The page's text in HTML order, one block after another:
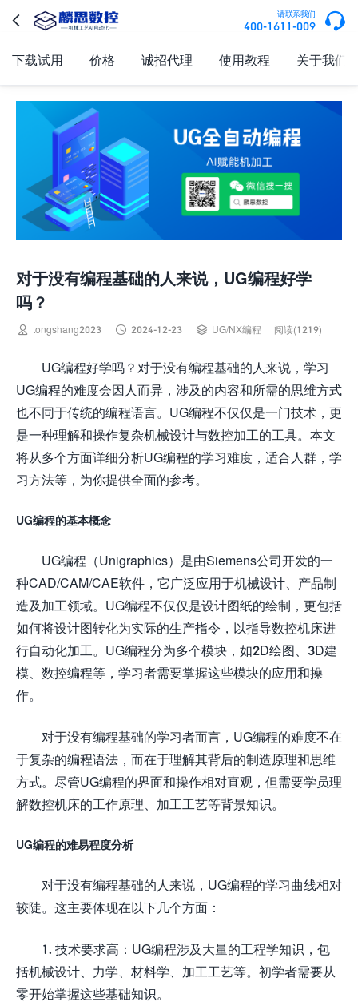
 请联系我们
400-1611-009 
下载试用 价格 诚招代理 使用教程 关于我们
对于没有编程基础的人来说，UG编程好学
吗？
 tongshang2023  2024-12-23  UG/NX编程 阅读(1219)
UG编程好学吗？对于没有编程基础的人来说，学习
UG编程的难度会因人而异，涉及的内容和所需的思维方式
也不同于传统的编程语言。UG编程不仅仅是一门技术，更
是一种理解和操作复杂机械设计与数控加工的工具。本文
将从多个方面详细分析UG编程的学习难度，适合人群，学
习方法等，为你提供全面的参考。
UG编程的基本概念
UG编程（Unigraphics）是由Siemens公司开发的一
种CAD/CAM/CAE软件，它广泛应用于机械设计、产品制
造及加工领域。UG编程不仅仅是设计图纸的绘制，更包括
如何将设计图转化为实际的生产指令，以指导数控机床进
行自动化加工。UG编程分为多个模块，如2D绘图、3D建
模、数控编程等，学习者需要掌握这些模块的应用和操
作。
对于没有编程基础的学习者而言，UG编程的难度不在
于复杂的编程语法，而在于理解其背后的制造原理和思维
方式。尽管UG编程的界面和操作相对直观，但需要学员理
解数控机床的工作原理、加工工艺等背景知识。
UG编程的难易程度分析
对于没有编程基础的人来说，UG编程的学习曲线相对
较陡。这主要体现在以下几个方面：
1. 技术要求高：UG编程涉及大量的工程学知识，包
括机械设计、力学、材料学、加工工艺等。初学者需要从
零开始掌握这些基础知识。